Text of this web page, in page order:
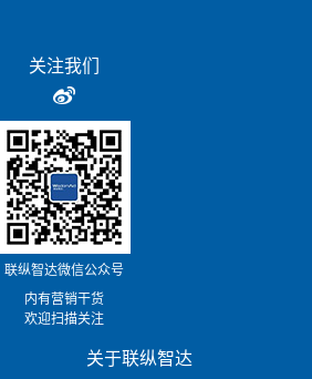
关注我们
联纵智达微信公众号
内有营销干货
欢迎扫描关注
关于联纵智达